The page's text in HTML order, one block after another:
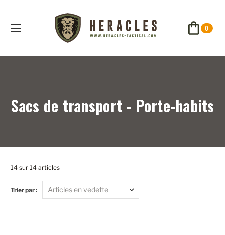
0
Sacs de transport - Porte-habits
14 sur 14 articles
Trier par :